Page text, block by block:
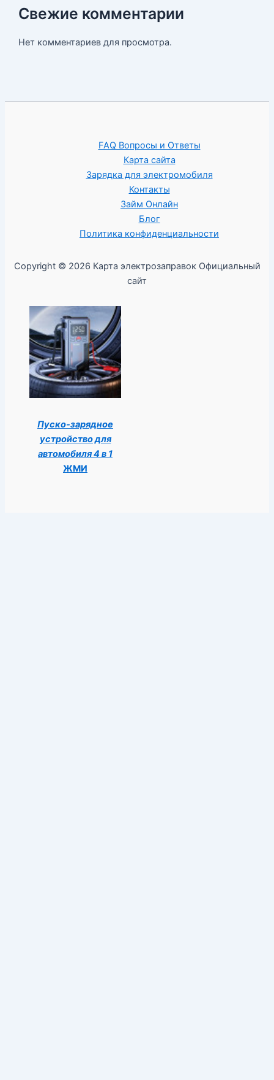
Свежие комментарии
Нет комментариев для просмотра.
FAQ Вопросы и Ответы
Карта сайта
Зарядка для электромобиля
Контакты
Займ Онлайн
Блог
Политика конфиденциальности
Copyright © 2026 Карта электрозаправок Официальный
сайт
Пуско-зарядное
устройство для
автомобиля 4 в 1
ЖМИ